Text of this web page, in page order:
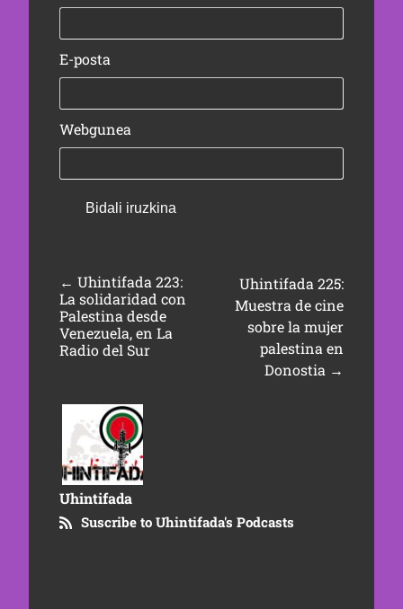
E-posta
Webgunea
← Uhintifada 223:
La solidaridad con
Palestina desde
Venezuela, en La
Radio del Sur
Uhintifada 225:
Muestra de cine
sobre la mujer
palestina en
Donostia →
Uhintifada
Suscribe to Uhintifada's Podcasts